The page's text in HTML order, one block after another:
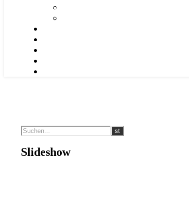
Slideshow